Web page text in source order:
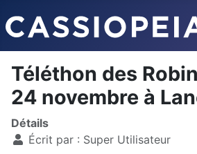
Téléthon des
24 novembre à
Détails
Écrit par : Super Utilisateur